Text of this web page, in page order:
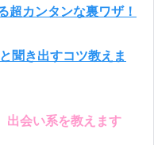
超カンタンな裏ワザ！
聞き出すコツ教えま
出会い系を教えます